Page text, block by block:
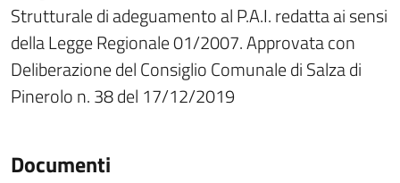
Strutturale di adeguamento al P.A.I. redatta ai sensi
della Legge Regionale 01/2007. Approvata con
Deliberazione del Consiglio Comunale di Salza di
Pinerolo n. 38 del 17/12/2019
Documenti